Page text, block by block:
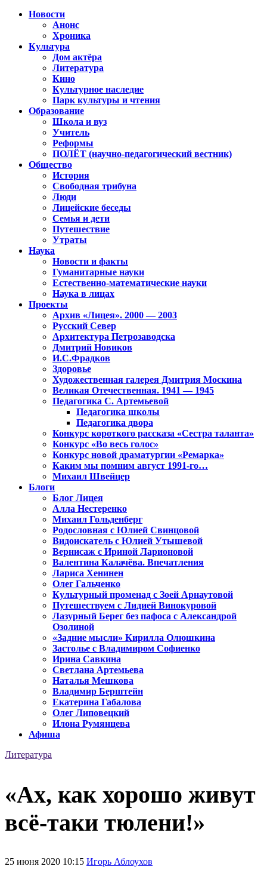
Новости
Анонс
Хроника
Культура
Дом актёра
Литература
Кино
Культурное наследие
Парк культуры и чтения
Образование
Школа и вуз
Учитель
Реформы
ПОЛЁТ (научно-педагогический вестник)
Общество
История
Свободная трибуна
Люди
Лицейские беседы
Семья и дети
Путешествие
Утраты
Наука
Новости и факты
Гуманитарные науки
Естественно-математические науки
Наука в лицах
Проекты
Архив «Лицея». 2000 — 2003
Русский Север
Архитектура Петрозаводска
Дмитрий Новиков
И.С.Фрадков
Здоровье
Художественная галерея Дмитрия Москина
Великая Отечественная. 1941 — 1945
Педагогика С. Артемьевой
Педагогика школы
Педагогика двора
Конкурс короткого рассказа «Сестра таланта»
Конкурс «Во весь голос»
Конкурс новой драматургии «Ремарка»
Каким мы помним август 1991-го…
Михаил Швейцер
Блоги
Блог Лицея
Алла Нестеренко
Михаил Гольденберг
Родословная с Юлией Свинцовой
Видоискатель с Юлией Утышевой
Вернисаж с Ириной Ларионовой
Валентина Калачёва. Впечатления
Лариса Хенинен
Олег Гальченко
Культурный променад с Зоей Арнаутовой
Путешествуем с Лидией Винокуровой
Лазурный Берег без пафоса с Александрой
Озолиной
«Задние мысли» Кирилла Олюшкина
Застолье с Владимиром Софиенко
Ирина Савкина
Светлана Артемьева
Наталья Мешкова
Владимир Берштейн
Екатерина Габалова
Олег Липовецкий
Илона Румянцева
Афиша
Литература
«Ах, как хорошо живут
всё-таки тюлени!»
25 июня 2020 10:15 Игорь Аблоухов